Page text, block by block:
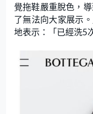
覺拖鞋嚴重脫色，
了無法向大家展示
地表示：「已經洗5